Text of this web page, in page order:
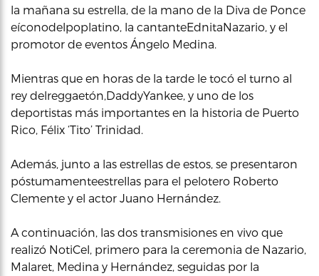
la mañana su estrella, de la mano de la Diva de Ponce
eíconodelpoplatino, la cantanteEdnitaNazario, y el
promotor de eventos Ángelo Medina.
Mientras que en horas de la tarde le tocó el turno al
rey delreggaetón,DaddyYankee, y uno de los
deportistas más importantes en la historia de Puerto
Rico, Félix ‘Tito’ Trinidad.
Además, junto a las estrellas de estos, se presentaron
póstumamenteestrellas para el pelotero Roberto
Clemente y el actor Juano Hernández.
A continuación, las dos transmisiones en vivo que
realizó NotiCel, primero para la ceremonia de Nazario,
Malaret, Medina y Hernández, seguidas por la